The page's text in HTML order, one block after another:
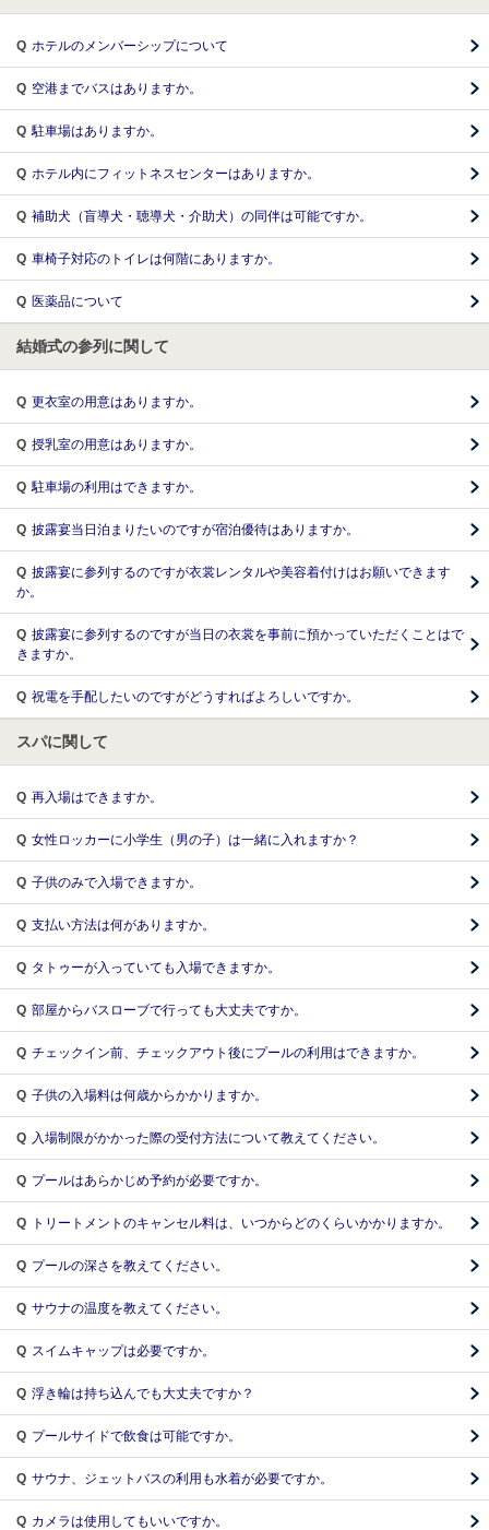
Q ホテルのメンバーシップについて
Q 空港までバスはありますか。
Q 駐車場はありますか。
Q ホテル内にフィットネスセンターはありますか。
Q 補助犬（盲導犬・聴導犬・介助犬）の同伴は可能ですか。
Q 車椅子対応のトイレは何階にありますか。
Q 医薬品について
結婚式の参列に関して
Q 更衣室の用意はありますか。
Q 授乳室の用意はありますか。
Q 駐車場の利用はできますか。
Q 披露宴当日泊まりたいのですが宿泊優待はありますか。
Q 披露宴に参列するのですが衣裳レンタルや美容着付けはお願いできます
か。
Q 披露宴に参列するのですが当日の衣裳を事前に預かっていただくことはで
きますか。
Q 祝電を手配したいのですがどうすればよろしいですか。
スパに関して
Q 再⼊場はできますか。
Q ⼥性ロッカーに⼩学⽣（男の⼦）は⼀緒に⼊れますか？
Q ⼦供のみで⼊場できますか。
Q ⽀払い⽅法は何がありますか。
Q タトゥーが⼊っていても⼊場できますか。
Q 部屋からバスローブで⾏っても⼤丈夫ですか。
Q チェックイン前、チェックアウト後にプールの利⽤はできますか。
Q ⼦供の⼊場料は何歳からかかりますか。
Q ⼊場制限がかかった際の受付⽅法について教えてください。
Q プールはあらかじめ予約が必要ですか。
Q トリートメントのキャンセル料は、いつからどのくらいかかりますか。
Q プールの深さを教えてください。
Q サウナの温度を教えてください。
Q スイムキャップは必要ですか。
Q 浮き輪は持ち込んでも⼤丈夫ですか？
Q プールサイドで飲⾷は可能ですか。
Q サウナ、ジェットバスの利⽤も⽔着が必要ですか。
Q カメラは使⽤してもいいですか。